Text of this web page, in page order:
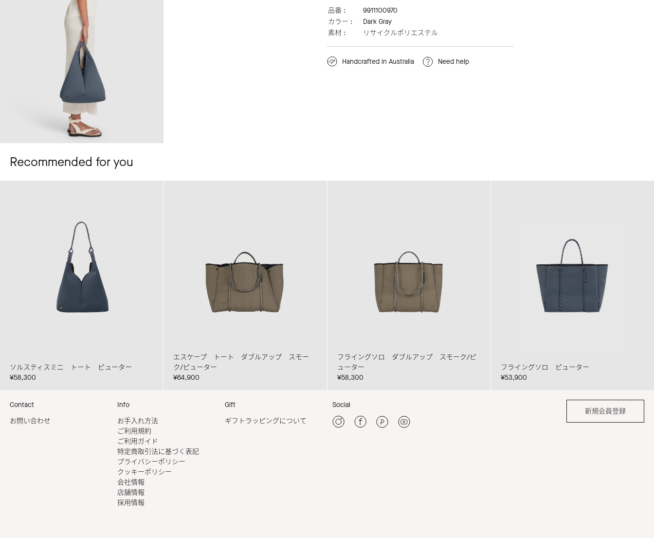
品番 :
9911100970
カラー :
Dark Gray
素材 :
リサイクルポリエステル
Handcrafted in Australia Need help
Recommended for you
ソルスティスミニ トート ピューター
¥58,300
エスケープ トート ダブルアップ スモー
ク/ピューター
¥64,900
フライングソロ ダブルアップ スモーク/ピ
ューター
¥58,300
フライングソロ ピューター
¥53,900
Contact
お問い合わせ
Info
お手入れ方法
ご利用規約
ご利用ガイド
特定商取引法に基づく表記
プライバシーポリシー
クッキーポリシー
会社情報
店舗情報
採用情報
Gift
ギフトラッピングについて
Social
新規会員登録